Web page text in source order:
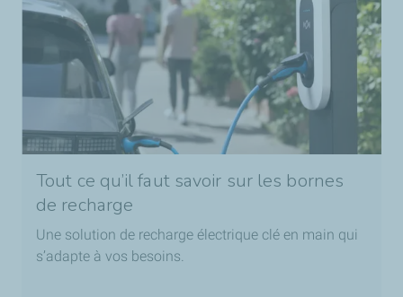
Tout ce qu’il faut savoir sur les bornes
de recharge
Une solution de recharge électrique clé en main qui
s’adapte à vos besoins.